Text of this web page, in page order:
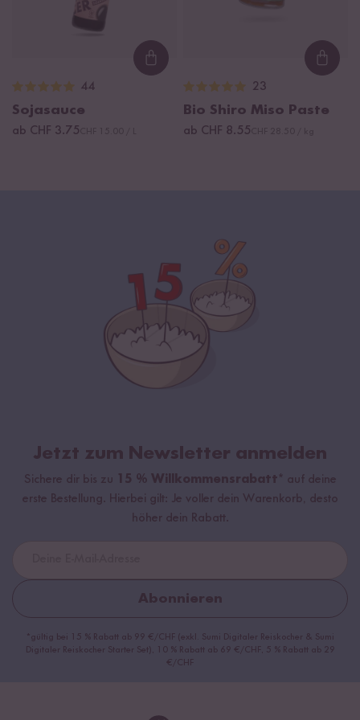
Loading...
44
Sojasauce
ab CHF 3.75
23
Bio Shiro Miso Paste
ab CHF 8.55
Jetzt zum Newsletter anmelden
Sichere dir bis zu 15 % Willkommensrabatt* auf deine
erste Bestellung. Hierbei gilt: Je voller dein Warenkorb, desto
höher dein Rabatt.
Abonnieren
*gültig bei 15 % Rabatt ab 99 €/CHF (exkl. Sumi Digitaler Reiskocher & Sumi
Digitaler Reiskocher Starter Set), 10 % Rabatt ab 69 €/CHF, 5 % Rabatt ab 29
€/CHF